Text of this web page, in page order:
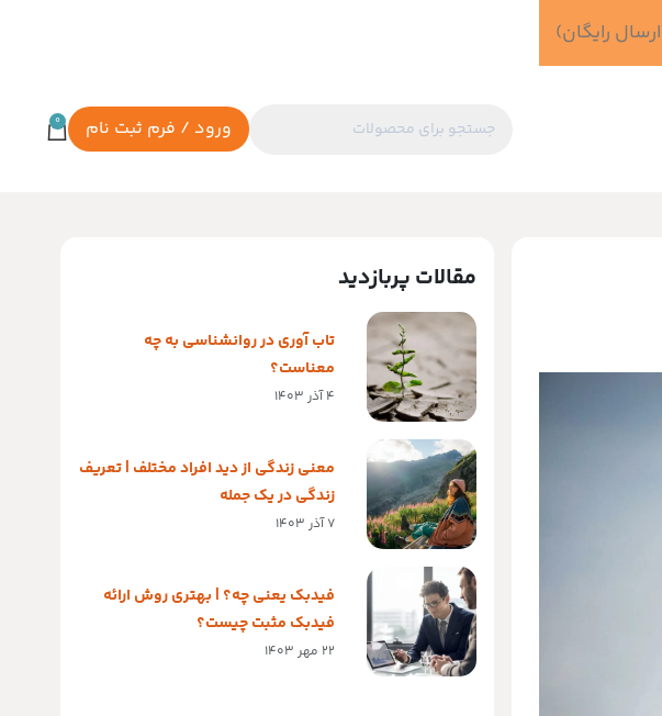
ورود / فرم ثبت نام 0
مقالات پربازدید
تاب آوری در روانشناسی به چه
معناست؟
4 آذر 1403
معنی زندگی از دید افراد مختلف | تعریف
زندگی در یک جمله
7 آذر 1403
فیدبک یعنی چه؟ | بهتری روش ارائه
فیدبک مثبت چیست؟
22 مهر 1403